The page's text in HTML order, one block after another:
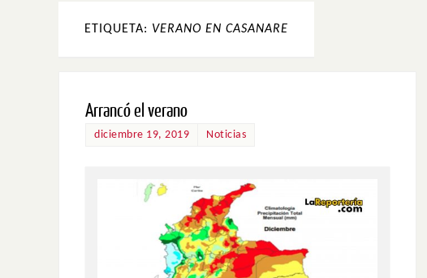
ETIQUETA: VERANO EN CASANARE
Arrancó el verano
diciembre 19, 2019 Noticias